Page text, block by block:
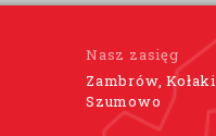
Nasz zasięg
Zambrów,
Szumowo